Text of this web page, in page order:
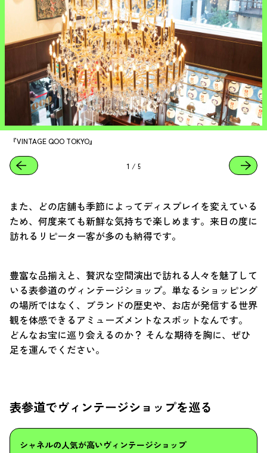
『VINTAGE QOO TOKYO』
1 / 5
また、どの店舗も季節によってディスプレイを変えている
ため、何度来ても新鮮な気持ちで楽しめます。来日の度に
訪れるリピーター客が多のも納得です。
豊富な品揃えと、贅沢な空間演出で訪れる人々を魅了して
いる表参道のヴィンテージショップ。単なるショッピング
の場所ではなく、ブランドの歴史や、お店が発信する世界
観を体感できるアミューズメントなスポットなんです。
どんなお宝に巡り会えるのか？ そんな期待を胸に、ぜひ
足を運んでください。
表参道でヴィンテージショップを巡る
シャネルの人気が高いヴィンテージショップ